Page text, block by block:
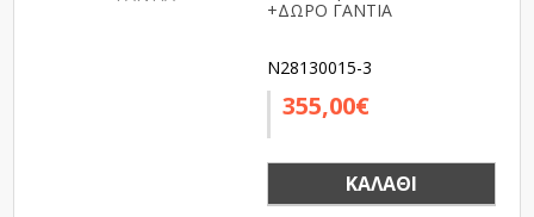
+ΔΩΡΟ ΓΑΝΤΙΑ
N28130015-3
355,00€
ΚΑΛΆΘΙ